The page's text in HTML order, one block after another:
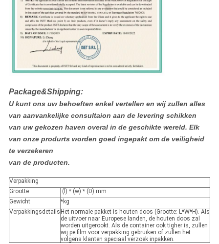
Package&Shipping:
U kunt ons uw behoeften enkel vertellen en wij zullen alles
van aanvankelijke consultaion aan de levering schikken
van uw gekozen haven overal in de geschikte wereld. Elk
van onze produrts worden goed ingepakt om de veiligheid
te verzekeren
van de producten.
Verpakking
Grootte
(l) * (w) * (D) mm
Gewicht
*kg
Verpakkingsdetails Het normale pakket is houten doos (Grootte: L*W*H). Als
de uitvoer naar Europese landen, de houten doos zal
worden uitgerookt. Als de container ook tigher is, zullen
wij pe film voor verpakking gebruiken of zullen het
volgens klanten speciaal verzoek inpakken.